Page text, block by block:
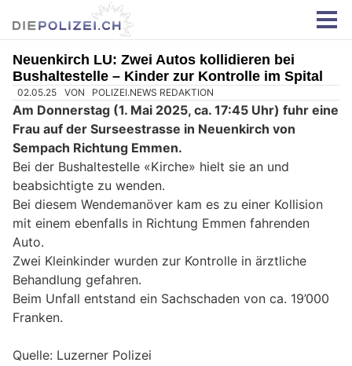
Neuenkirch LU: Zwei Autos kollidieren bei
Bushaltestelle – Kinder zur Kontrolle im Spital
02.05.25 VON POLIZEI.NEWS REDAKTION
Am Donnerstag (1. Mai 2025, ca. 17:45 Uhr) fuhr eine
Frau auf der Surseestrasse in Neuenkirch von
Sempach Richtung Emmen.
Bei der Bushaltestelle «Kirche» hielt sie an und
beabsichtigte zu wenden.
Bei diesem Wendemanöver kam es zu einer Kollision
mit einem ebenfalls in Richtung Emmen fahrenden
Auto.
Zwei Kleinkinder wurden zur Kontrolle in ärztliche
Behandlung gefahren.
Beim Unfall entstand ein Sachschaden von ca. 19’000
Franken.
Quelle: Luzerner Polizei